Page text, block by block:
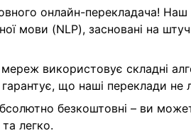
онлайн-перекладача! Наш
мови (NLP), засновані на
використовує складні
що наші переклади
безкоштовні – ви
легко.